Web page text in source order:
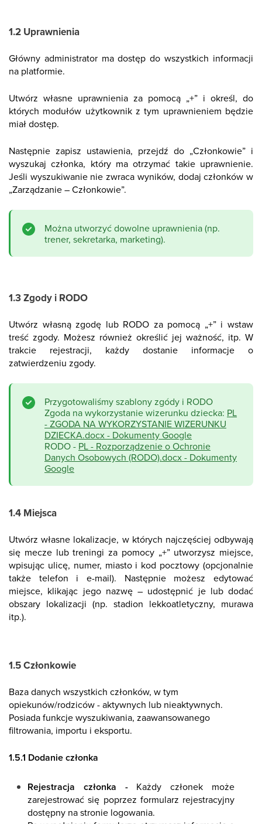
1.2 Uprawnienia
Główny administrator ma dostęp do wszystkich informacji
na platformie.
Utwórz własne uprawnienia za pomocą „+” i określ, do
których modułów użytkownik z tym uprawnieniem będzie
miał dostęp.
Następnie zapisz ustawienia, przejdź do „Członkowie” i
wyszukaj członka, który ma otrzymać takie uprawnienie.
Jeśli wyszukiwanie nie zwraca wyników, dodaj członków w
„Zarządzanie – Członkowie”.
Można utworzyć dowolne uprawnienia (np.
trener, sekretarka, marketing).
1.3 Zgody i RODO
Utwórz własną zgodę lub RODO za pomocą „+” i wstaw
treść zgody. Możesz również określić jej ważność, itp. W
trakcie rejestracji, każdy dostanie informacje o
zatwierdzeniu zgody.
Przygotowaliśmy szablony zgódy i RODO
Zgoda na wykorzystanie wizerunku dziecka: PL
- ZGODA NA WYKORZYSTANIE WIZERUNKU
DZIECKA.docx - Dokumenty Google
RODO - PL - Rozporządzenie o Ochronie
Danych Osobowych (RODO).docx - Dokumenty
Google
1.4 Miejsca
Utwórz własne lokalizacje, w których najczęściej odbywają
się mecze lub treningi za pomocy „+” utworzysz miejsce,
wpisując ulicę, numer, miasto i kod pocztowy (opcjonalnie
także telefon i e-mail). Następnie możesz edytować
miejsce, klikając jego nazwę – udostępnić je lub dodać
obszary lokalizacji (np. stadion lekkoatletyczny, murawa
itp.).
1.5 Członkowie
Baza danych wszystkich członków, w tym
opiekunów/rodziców - aktywnych lub nieaktywnych.
Posiada funkcje wyszukiwania, zaawansowanego
filtrowania, importu i eksportu.
1.5.1 Dodanie członka
Rejestracja członka - Każdy członek może
zarejestrować się poprzez formularz rejestracyjny
dostępny na stronie logowania.